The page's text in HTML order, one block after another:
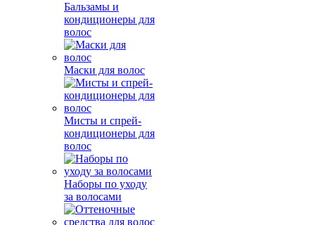
Бальзамы и
кондиционеры для
волос
Маски для волос
Мисты и спрей-
кондиционеры для
волос
Наборы по уходу
за волосами